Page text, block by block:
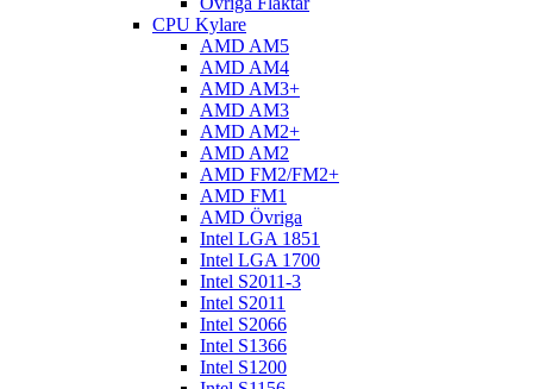
CPU Kylare
AMD AM5
AMD AM4
AMD AM3+
AMD AM3
AMD AM2+
AMD AM2
AMD FM2/FM2+
AMD FM1
AMD Övriga
Intel LGA 1851
Intel LGA 1700
Intel S2011-3
Intel S2011
Intel S2066
Intel S1366
Intel S1200